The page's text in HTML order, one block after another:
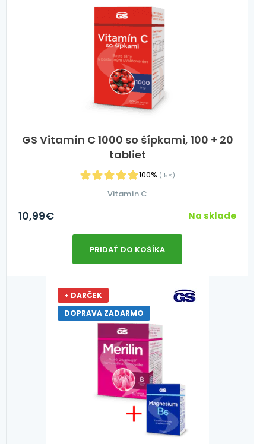
GS Vitamín C 1000 so šípkami, 100 + 20
tabliet
100% (15×)
Vitamín C
10,99€ Na sklade
PRIDAŤ DO KOŠÍKA
+ DARČEK
DOPRAVA ZADARMO